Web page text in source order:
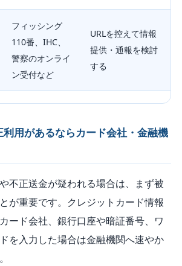
フィッシング
110番、IHC、
警察のオンライ
ン受付など
URLを控えて情報
提供・通報を検討
する
用があるならカード会社・金融機
不正送金が疑われる場合は、まず被
が重要です。クレジットカード情報
ード会社、銀行口座や暗証番号、ワ
を入力した場合は金融機関へ速やか